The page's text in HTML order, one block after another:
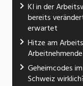
KI in der
bereits
erwartet
Hitze am
Geheimcodes
Schweiz